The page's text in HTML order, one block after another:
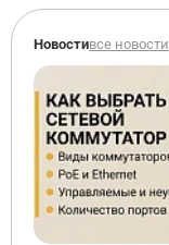
Новостивсе новости